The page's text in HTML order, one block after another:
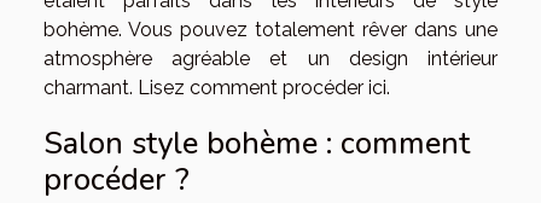
bohème. Vous pouvez totalement rêver dans une
atmosphère agréable et un design intérieur
charmant. Lisez comment procéder ici.
Salon style bohème : comment
procéder ?